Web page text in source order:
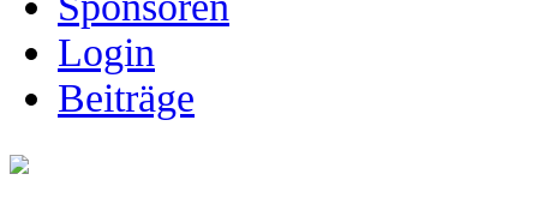
Login
Beiträge